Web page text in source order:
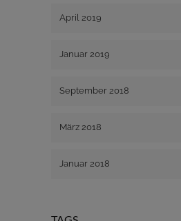
April 2019
Januar 2019
September 2018
März 2018
Januar 2018